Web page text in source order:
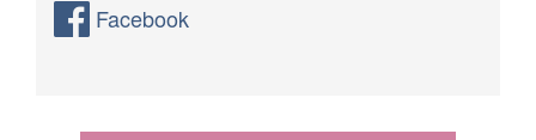
Facebook